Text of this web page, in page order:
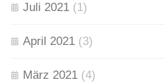
Juli 2021 (1)
April 2021 (3)
März 2021 (4)